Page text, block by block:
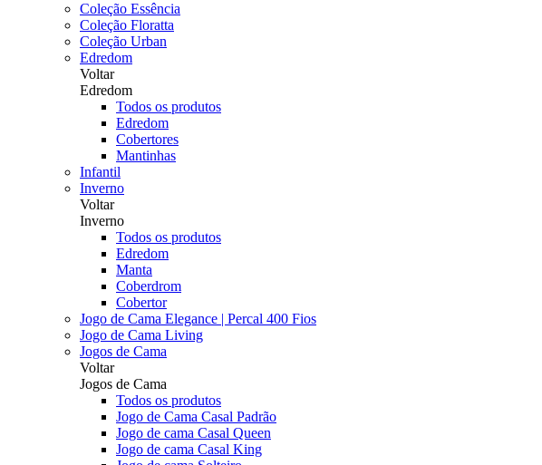
Coleção Essência
Coleção Floratta
Coleção Urban
Edredom
Voltar
Edredom
Todos os produtos
Edredom
Cobertores
Mantinhas
Infantil
Inverno
Voltar
Inverno
Todos os produtos
Edredom
Manta
Coberdrom
Cobertor
Jogo de Cama Elegance | Percal 400 Fios
Jogo de Cama Living
Jogos de Cama
Voltar
Jogos de Cama
Todos os produtos
Jogo de Cama Casal Padrão
Jogo de cama Casal Queen
Jogo de cama Casal King